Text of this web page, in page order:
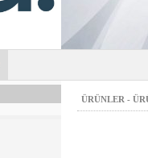
ÜRÜNLER -